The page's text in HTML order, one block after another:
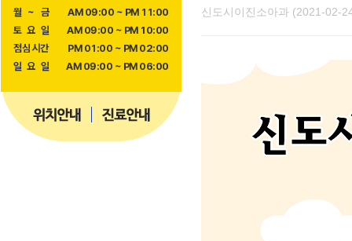
월 ~ 금
AM 09:00 ~ PM 11:00
토 요 일
AM 09:00 ~ PM 10:00
점심시간
PM 01:00 ~ PM 02:00
일 요 일 AM 09:00 ~ PM 06:00
신도시이진소아과 (2021-02-